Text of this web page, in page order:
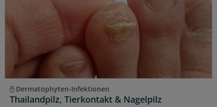
Dermatophyten-Infektionen
Thailandpilz, Tierkontakt & Nagelpilz